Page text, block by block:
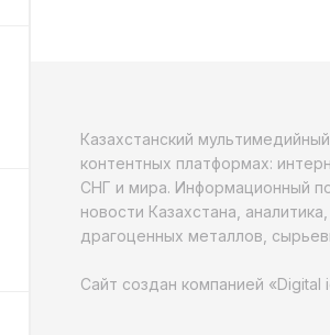
Казахстанский
контентных платформах:
СНГ и мира. Информационный
новости Казахстана,
драгоценных металлов,
Сайт создан компанией «Digital